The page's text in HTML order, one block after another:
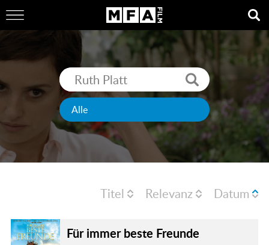
Titel Relevanz Datum
Für immer beste Freunde